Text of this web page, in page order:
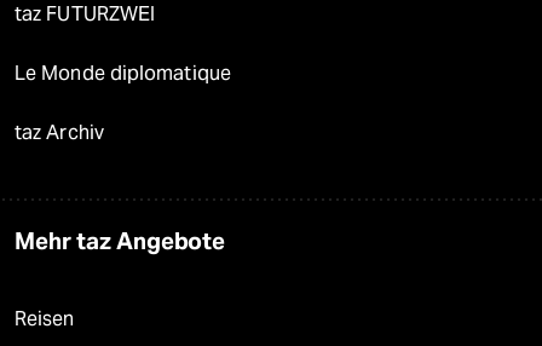
taz FUTURZWEI
Le Monde diplomatique
taz Archiv
Mehr taz Angebote
Reisen